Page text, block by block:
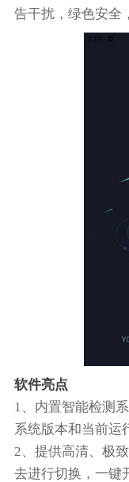
告干扰，绿色安全
软件亮点
1、内置智能检测
系统版本和当前运
2、提供高清、极
去进行切换，一键